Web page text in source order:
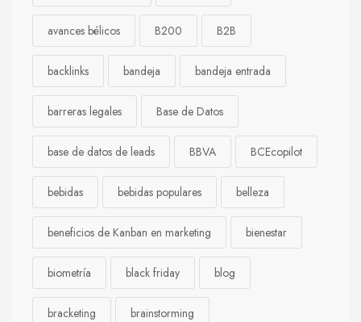
avances bélicos B200 B2B
backlinks bandeja bandeja entrada
barreras legales Base de Datos
base de datos de leads BBVA BCEcopilot
bebidas bebidas populares belleza
beneficios de Kanban en marketing bienestar
biometría black friday blog
bracketing brainstorming